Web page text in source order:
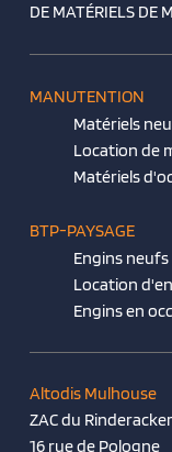
DE MATÉRIELS DE
MANUTENTION
Matériels
Location de
Matériels
BTP-PAYSAGE
Engins neufs
Location
Engins en
Altodis Mulhouse
ZAC du Rinderacker
16 rue de Pologne